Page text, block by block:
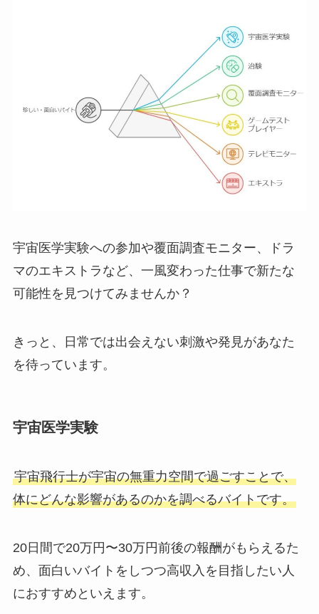
宇宙医学実験への参加や覆面調査モニター、ドラ
マのエキストラなど、一風変わった仕事で新たな
可能性を見つけてみませんか？
きっと、日常では出会えない刺激や発見があなた
を待っています。
宇宙医学実験
宇宙飛行士が宇宙の無重力空間で過ごすことで、
体にどんな影響があるのかを調べるバイトです。
20日間で20万円〜30万円前後の報酬がもらえるた
め、面白いバイトをしつつ高収入を目指したい人
におすすめといえます。